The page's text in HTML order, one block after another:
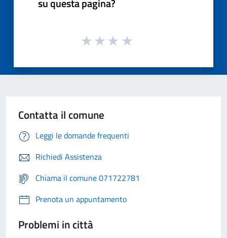
su questa pagina?
Contatta il comune
Leggi le domande frequenti
Richiedi Assistenza
Chiama il comune 071722781
Prenota un appuntamento
Problemi in città